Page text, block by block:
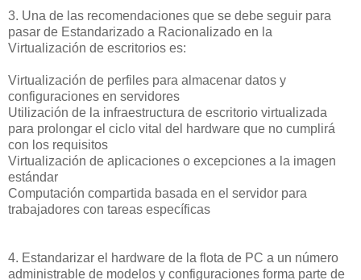
3. Una de las recomendaciones que se debe seguir para
pasar de Estandarizado a Racionalizado en la
Virtualización de escritorios es:
Virtualización de perfiles para almacenar datos y
configuraciones en servidores
Utilización de la infraestructura de escritorio virtualizada
para prolongar el ciclo vital del hardware que no cumplirá
con los requisitos
Virtualización de aplicaciones o excepciones a la imagen
estándar
Computación compartida basada en el servidor para
trabajadores con tareas específicas
4. Estandarizar el hardware de la flota de PC a un número
administrable de modelos y configuraciones forma parte de